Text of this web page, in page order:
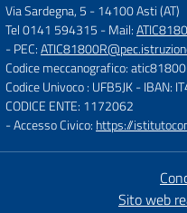
Via Sardegna, 5 -14100 Asti (AT)
Tel 0141 594315 - Mail:
- PEC:
Codice meccanografico:
Codice Univoco : UFB5JK- IBAN:
CODICE ENTE: 1172062
- Accesso Civico: https://
Sito web